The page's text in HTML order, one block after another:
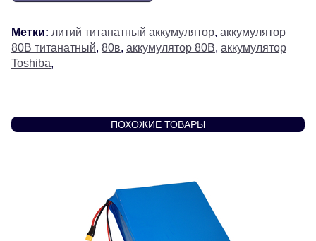
Метки: литий титанатный аккумулятор, аккумулятор
80В титанатный, 80в, аккумулятор 80В, аккумулятор
Toshiba,
ПОХОЖИЕ ТОВАРЫ